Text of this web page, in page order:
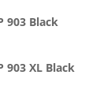
903 Black
903 XL Black